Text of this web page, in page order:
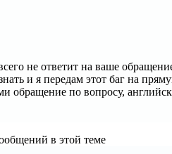
не ответит на ваше
и я передам этот баг на
обращение по вопросу,
в этой теме